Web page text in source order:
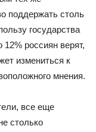
поддержать столь
государства
россиян верят,
измениться к
мнения.
все еще
столько